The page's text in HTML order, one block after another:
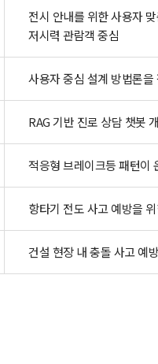
전시 안내를 위한 사용자
저시력 관람객 중심
사용자 중심 설계 방법론
RAG 기반 진로 상담 챗봇
적응형 브레이크등 패턴이
항타기 전도 사고 예방을
건설 현장 내 충돌 사고 예